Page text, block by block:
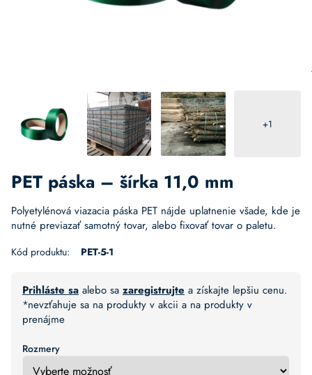
+1
PET páska – šírka 11,0 mm
Polyetylénová viazacia páska PET nájde uplatnenie všade, kde je
nutné previazať samotný tovar, alebo fixovať tovar o paletu.
Kód produktu: PET-5-1
Prihláste sa alebo sa zaregistrujte a získajte lepšiu cenu.
*nevzťahuje sa na produkty v akcii a na produkty v
prenájme
Rozmery